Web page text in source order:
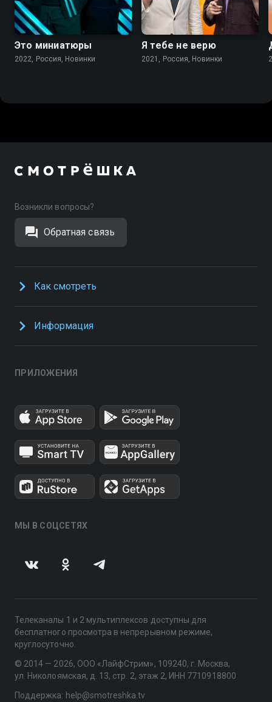
Это миниатюры
2022, Россия, Новинки
Я тебе не верю
2021, Россия, Новинки
Возникли вопросы?
Обратная связь
Как смотреть
Информация
ПРИЛОЖЕНИЯ
МЫ В СОЦСЕТЯХ
Телеканалы 1 и 2 мультиплексов доступны для
бесплатного просмотра в непрерывном режиме,
круглосуточно.
© 2014 — 2026, ООО «ЛайфСтрим», 109240, г. Москва,
ул. Николоямская, д. 13, стр. 2, этаж 2, ИНН 7710918800
Поддержка: help@smotreshka.tv